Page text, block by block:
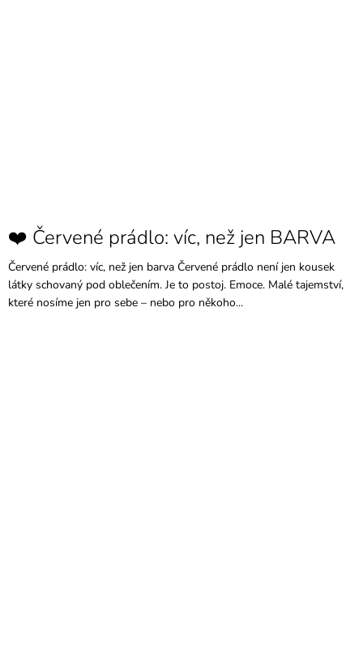
❤️ Červené prádlo: víc, než jen BARVA
Červené prádlo: víc, než jen barva Červené prádlo není jen kousek
látky schovaný pod oblečením. Je to postoj. Emoce. Malé tajemství,
které nosíme jen pro sebe – nebo pro někoho...